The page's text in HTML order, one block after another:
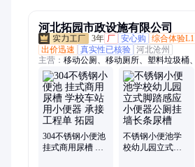
河北拓园市政设施有限公司
3年 厂 安心购 综合体验L1
出价迅速
真实性已核验 河北沧州
主营： 移动公厕、移动厕所、塑料垃圾桶
长条凳、城市街道垃圾亭
304不锈钢小便池
挂式商用尿槽 学
不锈钢小便池学
校幼儿园立式脚